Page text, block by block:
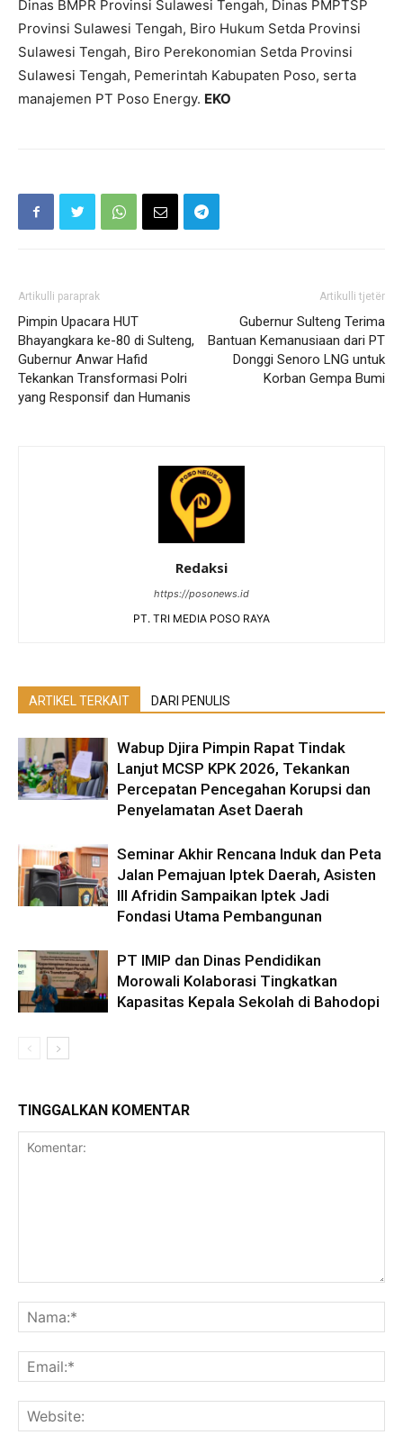
Dinas BMPR Provinsi Sulawesi Tengah, Dinas PMPTSP
Provinsi Sulawesi Tengah, Biro Hukum Setda Provinsi
Sulawesi Tengah, Biro Perekonomian Setda Provinsi
Sulawesi Tengah, Pemerintah Kabupaten Poso, serta
manajemen PT Poso Energy. EKO
Artikulli paraprak
Pimpin Upacara HUT
Bhayangkara ke-80 di Sulteng,
Gubernur Anwar Hafid
Tekankan Transformasi Polri
yang Responsif dan Humanis
Artikulli tjetër
Gubernur Sulteng Terima
Bantuan Kemanusiaan dari PT
Donggi Senoro LNG untuk
Korban Gempa Bumi
Redaksi
https://posonews.id
PT. TRI MEDIA POSO RAYA
ARTIKEL TERKAIT DARI PENULIS
Wabup Djira Pimpin Rapat Tindak
Lanjut MCSP KPK 2026, Tekankan
Percepatan Pencegahan Korupsi dan
Penyelamatan Aset Daerah
Seminar Akhir Rencana Induk dan Peta
Jalan Pemajuan Iptek Daerah, Asisten
III Afridin Sampaikan Iptek Jadi
Fondasi Utama Pembangunan
PT IMIP dan Dinas Pendidikan
Morowali Kolaborasi Tingkatkan
Kapasitas Kepala Sekolah di Bahodopi
TINGGALKAN KOMENTAR